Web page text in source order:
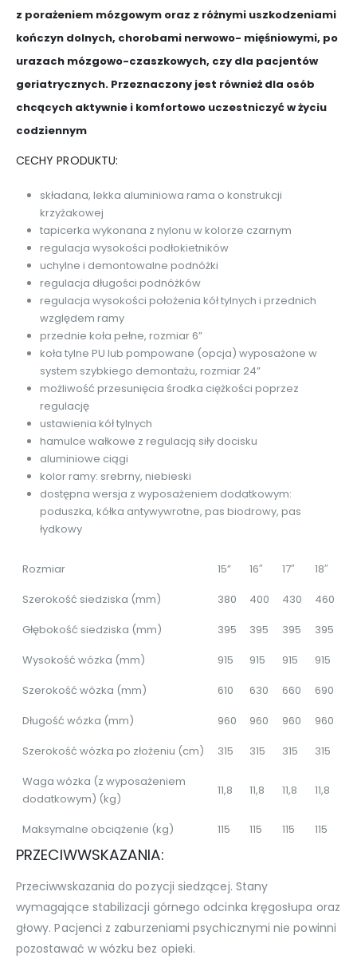
z porażeniem mózgowym oraz z różnymi uszkodzeniami
kończyn dolnych, chorobami nerwowo- mięśniowymi, po
urazach mózgowo-czaszkowych, czy dla pacjentów
geriatrycznych. Przeznaczony jest również dla osób
chcących aktywnie i komfortowo uczestniczyć w życiu
codziennym
CECHY PRODUKTU:
składana, lekka aluminiowa rama o konstrukcji
krzyżakowej
tapicerka wykonana z nylonu w kolorze czarnym
regulacja wysokości podłokietników
uchylne i demontowalne podnóżki
regulacja długości podnóżków
regulacja wysokości położenia kół tylnych i przednich
względem ramy
przednie koła pełne, rozmiar 6”
koła tylne PU lub pompowane (opcja) wyposażone w
system szybkiego demontażu, rozmiar 24”
możliwość przesunięcia środka ciężkości poprzez
regulację
ustawienia kół tylnych
hamulce wałkowe z regulacją siły docisku
aluminiowe ciągi
kolor ramy: srebrny, niebieski
dostępna wersja z wyposażeniem dodatkowym:
poduszka, kółka antywywrotne, pas biodrowy, pas
łydkowy
Rozmiar 15” 16″ 17″
18″
Szerokość siedziska (mm)
380 400 430
460
Głębokość siedziska (mm)
395 395 395
395
Wysokość wózka (mm)
915 915 915
915
Szerokość wózka (mm)
610 630 660
690
Długość wózka (mm)
960 960 960
960
Szerokość wózka po złożeniu (cm)
315 315 315
315
Waga wózka (z wyposażeniem
dodatkowym) (kg)
11,8 11,8 11,8 11,8
Maksymalne obciążenie (kg) 115 115 115 115
PRZECIWWSKAZANIA:
Przeciwwskazania do pozycji siedzącej. Stany
wymagające stabilizacji górnego odcinka kręgosłupa oraz
głowy. Pacjenci z zaburzeniami psychicznymi nie powinni
pozostawać w wózku bez opieki.